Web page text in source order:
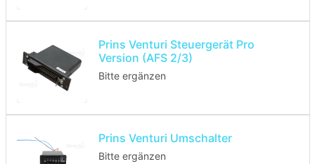
Prins Venturi Steuergerät Pro
Version (AFS 2/3)
Bitte ergänzen
Prins Venturi Umschalter
Bitte ergänzen